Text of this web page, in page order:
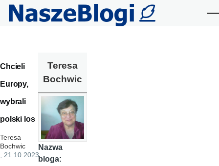
Przejdź do treści
Chcieli
Europy,
wybrali
polski los
Teresa
Bochwic
, 21.10.2023
Teresa
Bochwic
Nazwa
bloga: